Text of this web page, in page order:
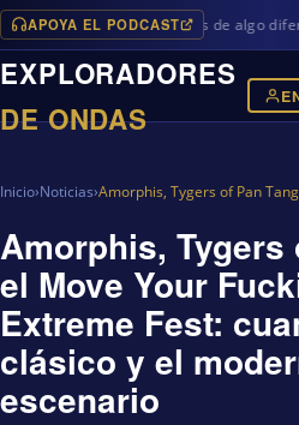
APOYA EL PODCAST
en iVoox, además de algo
EXPLORADORES
DE ONDAS
Inicio›Noticias›Amorphis, Tygers of Pan
Amorphis, Tygers
el Move Your
Extreme Fest:
clásico y el
escenario